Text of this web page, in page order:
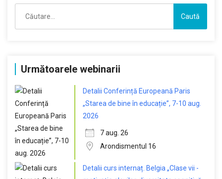
după:
Următoarele webinarii
Detalii Conferință Europeană Paris
„Starea de bine în educație”, 7-10 aug.
2026
7 aug. 26
Arondismentul 16
Detalii curs internaț. Belgia „Clase vii -